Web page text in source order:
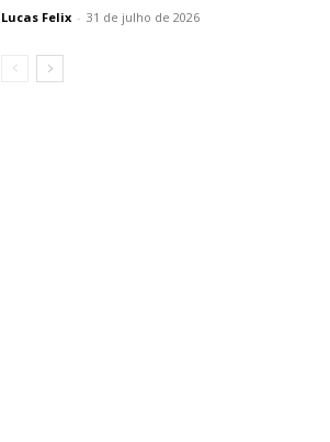
Lucas Felix - 31 de julho de 2026